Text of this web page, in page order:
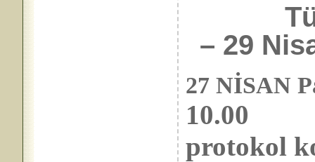
Türk
– 29
27 NİSAN
protokol